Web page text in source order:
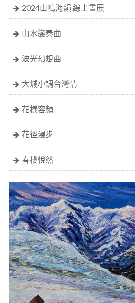
2024山鳴海韻 線上畫展
山水變奏曲
波光幻想曲
大城小調台灣情
花樣容顏
花徑漫步
春櫻悅然